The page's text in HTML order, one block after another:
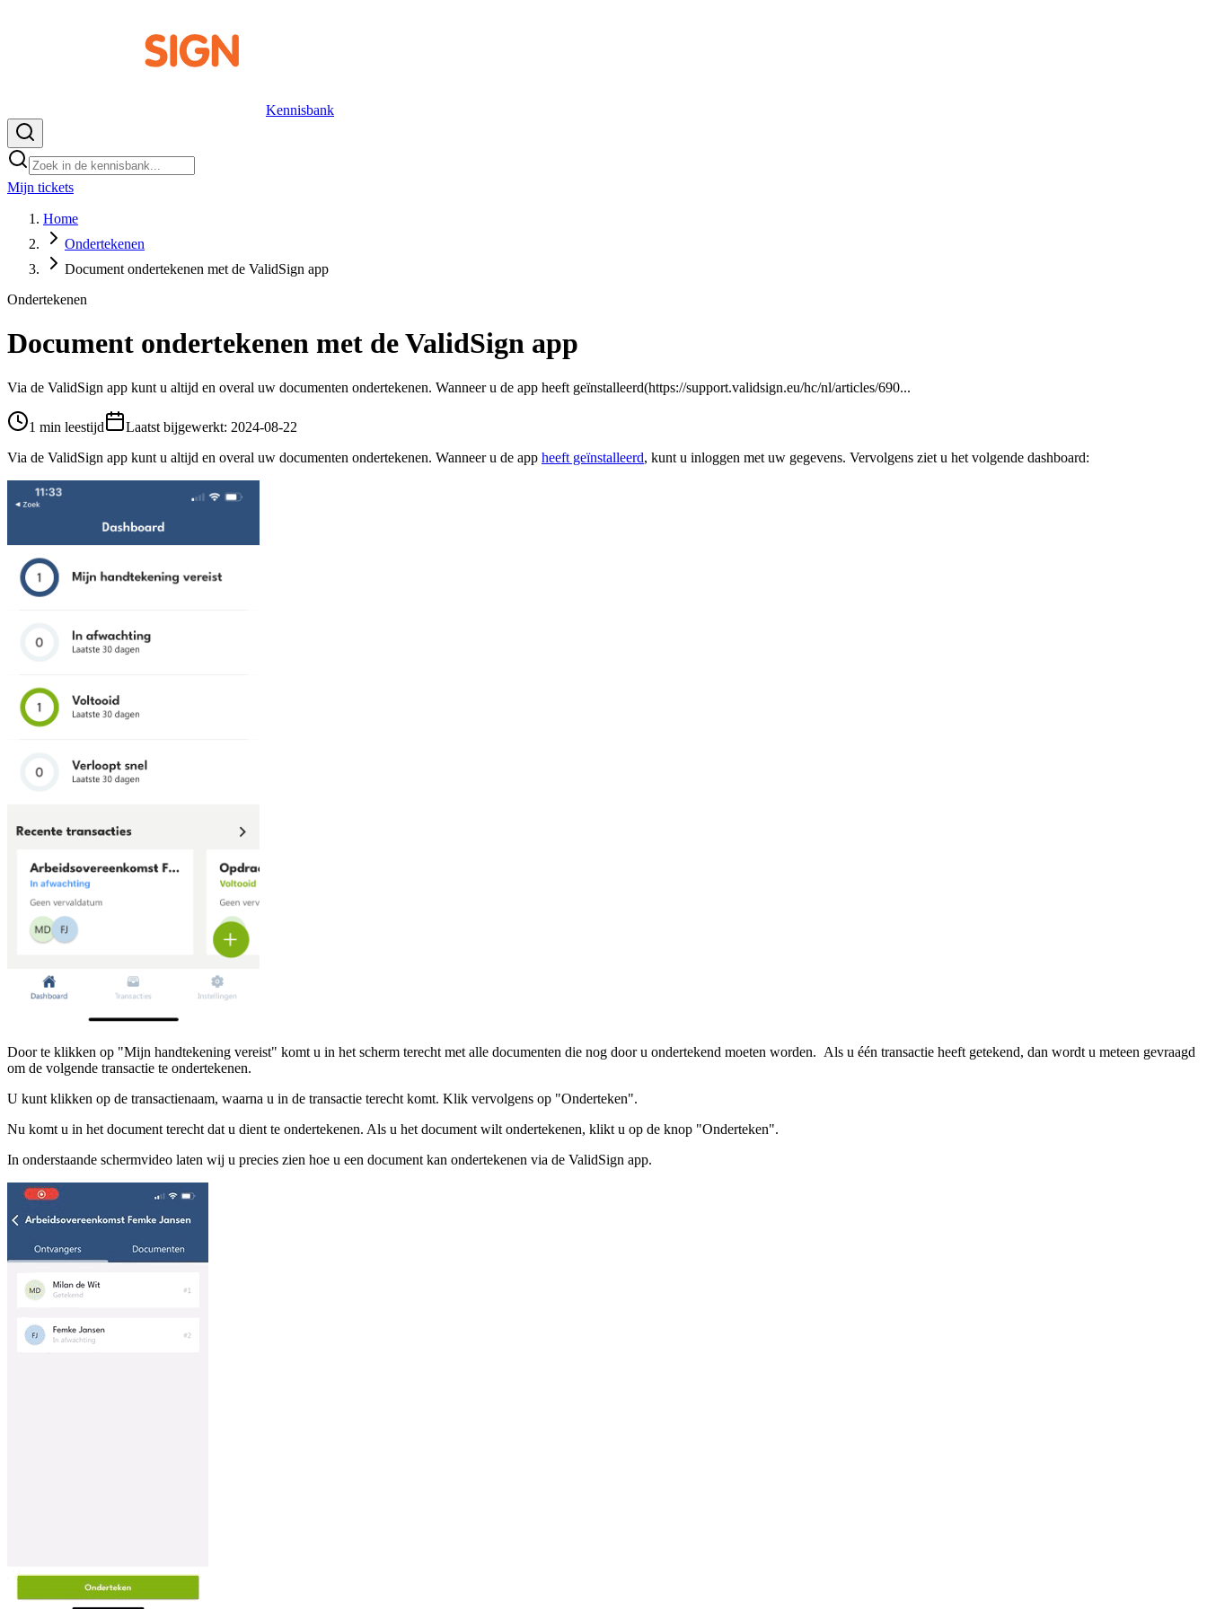
Kennisbank
Mijn tickets
Home
Ondertekenen
Document ondertekenen met de ValidSign app
Ondertekenen
Document ondertekenen met de ValidSign app
Via de ValidSign app kunt u altijd en overal uw documenten ondertekenen. Wanneer u de app heeft geïnstalleerd(https://support.validsign.eu/hc/nl/articles/690...
1 min leestijd Laatst bijgewerkt: 2024-08-22
Via de ValidSign app kunt u altijd en overal uw documenten ondertekenen. Wanneer u de app heeft geïnstalleerd, kunt u inloggen met uw gegevens. Vervolgens ziet u het volgende dashboard:
Door te klikken op "Mijn handtekening vereist" komt u in het scherm terecht met alle documenten die nog door u ondertekend moeten worden. Als u één transactie heeft getekend, dan wordt u meteen gevraagd
om de volgende transactie te ondertekenen.
U kunt klikken op de transactienaam, waarna u in de transactie terecht komt. Klik vervolgens op "Onderteken".
Nu komt u in het document terecht dat u dient te ondertekenen. Als u het document wilt ondertekenen, klikt u op de knop "Onderteken".
In onderstaande schermvideo laten wij u precies zien hoe u een document kan ondertekenen via de ValidSign app.